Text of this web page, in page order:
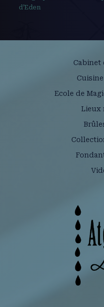
d’Eden
Cabinet
Ecole de
Lieux